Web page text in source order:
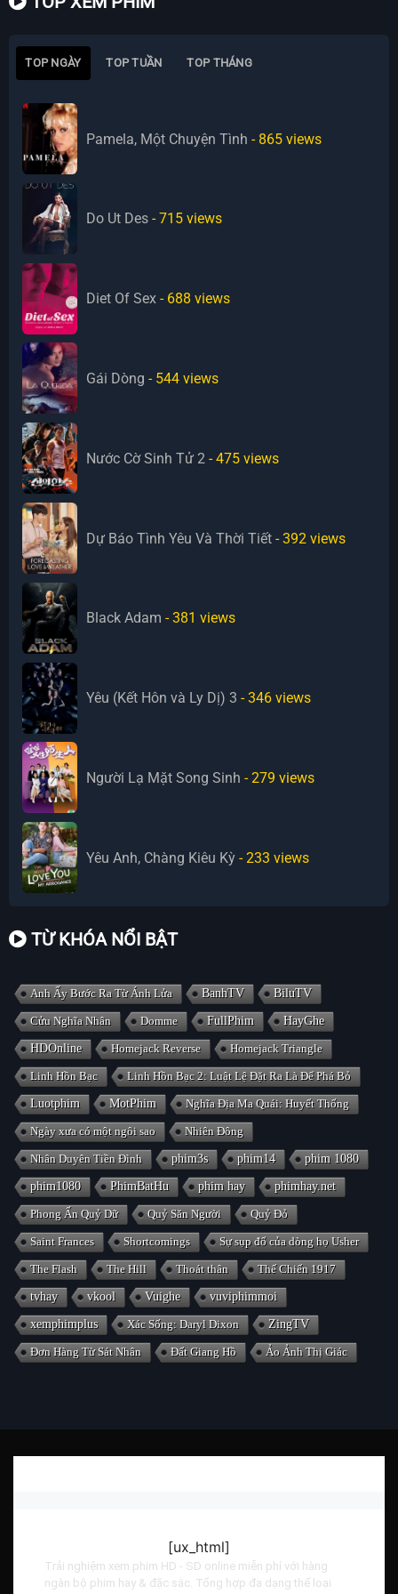
TOP NGÀY TOP TUẦN TOP THÁNG
Pamela, Một Chuyện Tình - 865 views
Do Ut Des - 715 views
Diet Of Sex - 688 views
Gái Dòng - 544 views
Nước Cờ Sinh Tử 2 - 475 views
Dự Báo Tình Yêu Và Thời Tiết - 392 views
Black Adam - 381 views
Yêu (Kết Hôn và Ly Dị) 3 - 346 views
Người Lạ Mặt Song Sinh - 279 views
Yêu Anh, Chàng Kiêu Kỳ - 233 views
TỪ KHÓA NỔI BẬT
Anh Ấy Bước Ra Từ Ánh Lửa BanhTV BiluTV
Cửu Nghĩa Nhân Domme FullPhim HayGhe
HDOnline Homejack Reverse Homejack Triangle
Linh Hồn Bạc Linh Hồn Bạc 2: Luật Lệ Đặt Ra Là Để Phá Bỏ
Luotphim MotPhim Nghĩa Địa Ma Quái: Huyết Thống
Ngày xưa có một ngôi sao Nhiên Đông
Nhân Duyên Tiền Đình phim3s phim14 phim 1080
phim1080 PhimBatHu phim hay phimhay.net
Phong Ấn Quỷ Dữ Quỷ Săn Người Quỷ Đỏ
Saint Frances Shortcomings Sự sụp đổ của dòng họ Usher
The Flash The Hill Thoát thân Thế Chiến 1917
tvhay vkool Vuighe vuviphimmoi
xemphimplus Xác Sống: Daryl Dixon ZingTV
Đơn Hàng Từ Sát Nhân Đất Giang Hồ Ảo Ảnh Thị Giác